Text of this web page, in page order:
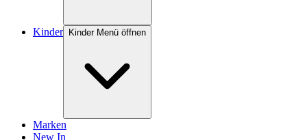
Kinder Kinder Menü öffnen
Marken
New In